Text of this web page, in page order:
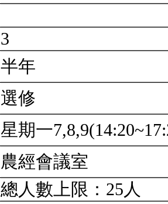
3
半年
選修
星期一
農經會議室
總人數上限：25人